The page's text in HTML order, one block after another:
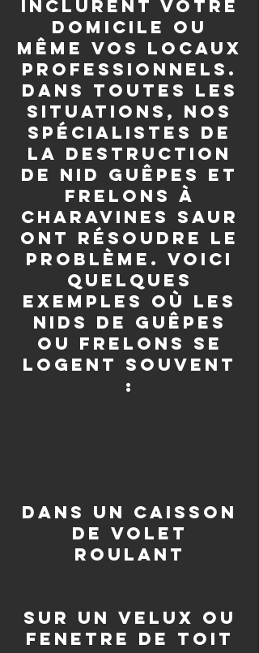
inclurent votre
domicile ou
même vos locaux
professionnels.
Dans toutes les
situations, nos
spécialistes de
la destruction
de nid guêpes et
frelons à
Charavines saur
ont résoudre le
problème. Voici
quelques
exemples où les
nids de guêpes
ou frelons se
logent souvent
:
dans un caisson
de volet
roulant
sur un velux ou
fenetre de toit